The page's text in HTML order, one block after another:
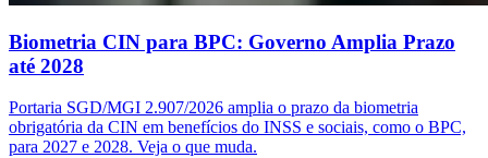
Biometria CIN para BPC: Governo Amplia Prazo
até 2028
Portaria SGD/MGI 2.907/2026 amplia o prazo da biometria
obrigatória da CIN em benefícios do INSS e sociais, como o BPC,
para 2027 e 2028. Veja o que muda.